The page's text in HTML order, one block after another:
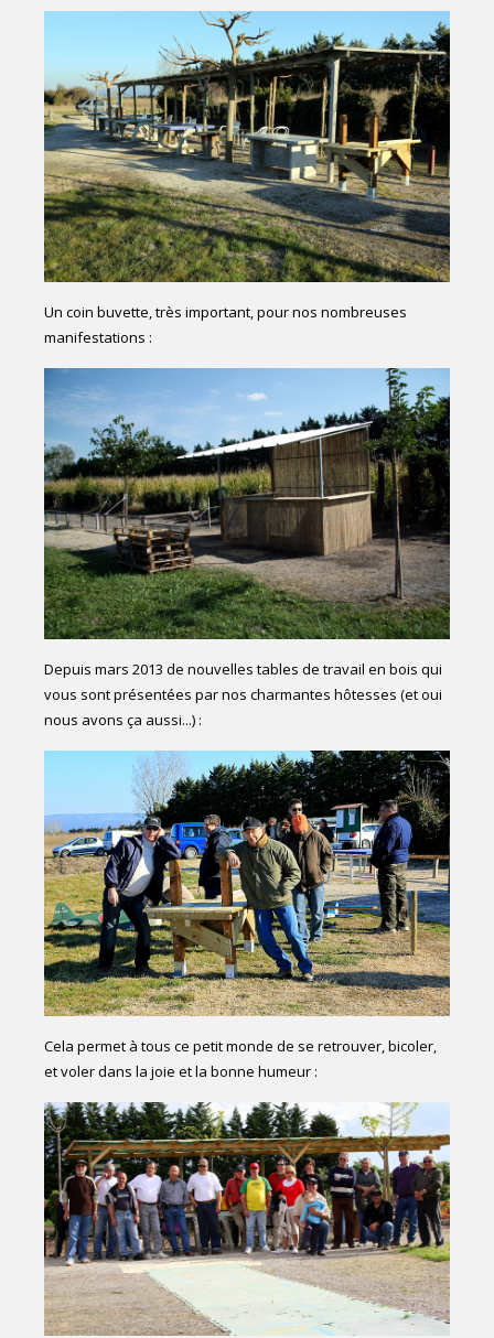
Un coin buvette, très important, pour nos nombreuses
manifestations :
Depuis mars 2013 de nouvelles tables de travail en bois qui
vous sont présentées par nos charmantes hôtesses (et oui
nous avons ça aussi...) :
Cela permet à tous ce petit monde de se retrouver, bicoler,
et voler dans la joie et la bonne humeur :